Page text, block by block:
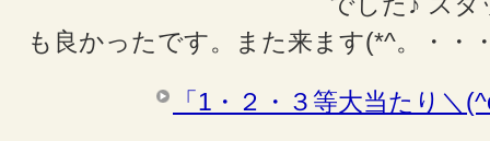
も良かったです。また来ます(*^。・・
「1・２・３等大当たり＼